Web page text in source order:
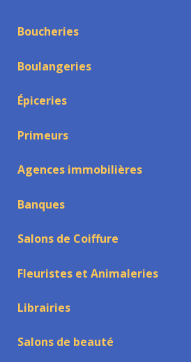
Boucheries
Boulangeries
Épiceries
Primeurs
Agences immobilières
Banques
Salons de Coiffure
Fleuristes et Animaleries
Librairies
Salons de beauté